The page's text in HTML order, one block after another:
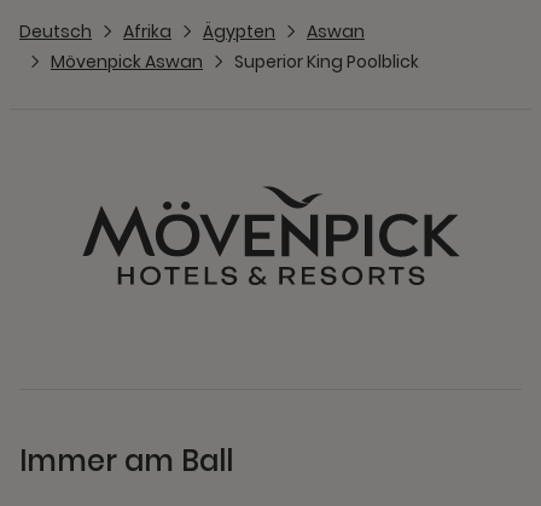
Deutsch Afrika Ägypten
Aswan
Mövenpick Aswan
Superior King Poolblick
Immer am Ball